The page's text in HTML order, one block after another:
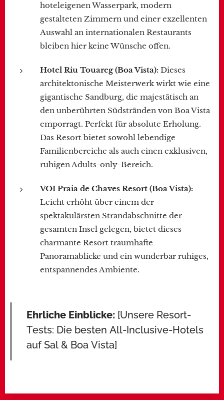
hoteleigenen Wasserpark, modern
gestalteten Zimmern und einer exzellenten
Auswahl an internationalen Restaurants
bleiben hier keine Wünsche offen.
Hotel Riu Touareg (Boa Vista): Dieses
architektonische Meisterwerk wirkt wie eine
gigantische Sandburg, die majestätisch an
den unberührten Südstränden von Boa Vista
emporragt. Perfekt für absolute Erholung.
Das Resort bietet sowohl lebendige
Familienbereiche als auch einen exklusiven,
ruhigen Adults-only-Bereich.
VOI Praia de Chaves Resort (Boa Vista):
Leicht erhöht über einem der
spektakulärsten Strandabschnitte der
gesamten Insel gelegen, bietet dieses
charmante Resort traumhafte
Panoramablicke und ein wunderbar ruhiges,
entspannendes Ambiente.
Ehrliche Einblicke: [Unsere Resort-
Tests: Die besten All-Inclusive-Hotels
auf Sal & Boa Vista]